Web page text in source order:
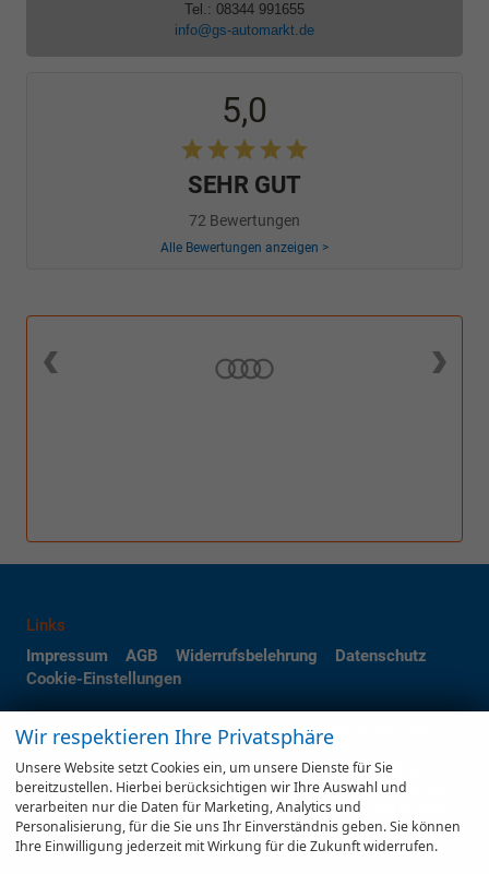
Tel.: 08344 991655
info@gs-automarkt.de
5,0
SEHR GUT
72 Bewertungen
Alle Bewertungen anzeigen >
Links
Impressum
AGB Widerrufsbelehrung
Datenschutz
Cookie-Einstellungen
Weitere Informationen zum offiziellen Kraftstoffverbrauch und zu den
offiziellen spezifischen CO
-Emissionen und gegebenenfalls zum
Stromverbrauch neuer PKW können dem 'Leitfaden über den offiziellen
Kraftstoffverbrauch, die offiziellen spezifischen CO 2-Emissionen und den
offiziellen Stromverbrauch neuer PKW' entnommen werden, der an allen
Verkaufsstellen und bei der 'Deutschen Automobil Treuhand GmbH'
unentgeltlich erhältlich ist unter www.dat.de.
Wir respektieren Ihre Privatsphäre
Unsere Website setzt Cookies ein, um unsere Dienste für Sie
bereitzustellen. Hierbei berücksichtigen wir Ihre Auswahl und
verarbeiten nur die Daten für Marketing, Analytics und
Personalisierung, für die Sie uns Ihr Einverständnis geben. Sie können
Ihre Einwilligung jederzeit mit Wirkung für die Zukunft widerrufen.